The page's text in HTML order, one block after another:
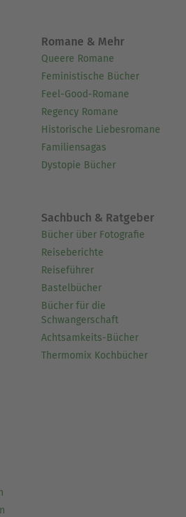
Romane & Mehr
Queere Romane
Feministische Bücher
Feel-Good-Romane
Regency Romane
Historische Liebesromane
Familiensagas
Dystopie Bücher
Sachbuch & Ratgeber
Bücher über Fotografie
Reiseberichte
Reiseführer
Bastelbücher
Bücher für die
Schwangerschaft
Achtsamkeits-Bücher
Thermomix Kochbücher